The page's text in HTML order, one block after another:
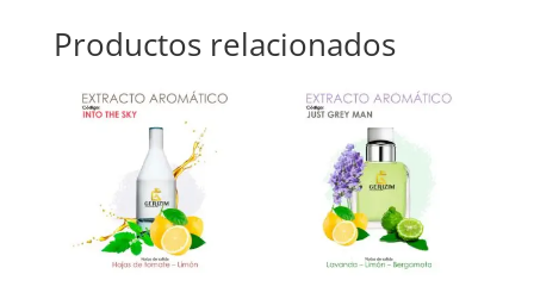
Productos relacionados